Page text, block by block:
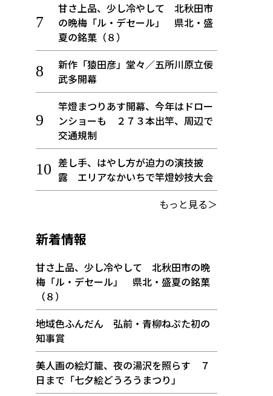
甘さ上品、少し冷やして 北秋田市
の晩梅「ル・デセール」 県北・盛
夏の銘菓（８）
新作「猿田彦」堂々／五所川原立佞
武多開幕
竿燈まつりあす開幕、今年はドロー
ンショーも ２７３本出竿、周辺で
交通規制
差し手、はやし方が迫力の演技披
露 エリアなかいちで竿燈妙技大会
もっと見る＞
新着情報
甘さ上品、少し冷やして 北秋田市の晩
梅「ル・デセール」 県北・盛夏の銘菓
（８）
地域色ふんだん 弘前・青柳ねぷた初の
知事賞
美人画の絵灯籠、夜の湯沢を照らす ７
日まで「七夕絵どうろうまつり」